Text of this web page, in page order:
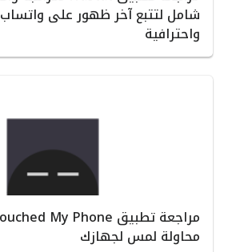
شامل لتتبع آخر ظهور على
واحترافية
محاولة لمس لجهازك